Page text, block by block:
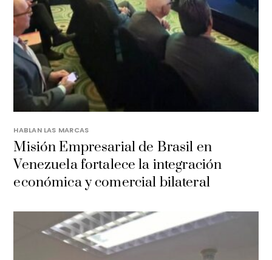
HABLAN LAS MARCAS
Misión Empresarial de Brasil en
Venezuela fortalece la integración
económica y comercial bilateral